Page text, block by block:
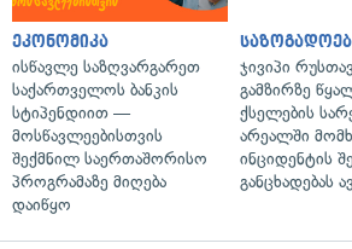
ეკონომიკა
ისწავლე საზღვარგარეთ
საქართველოს ბანკის
სტიპენდიით —
მოსწავლეებისთვის
შექმნილ საერთაშორისო
პროგრამაზე მიღება
დაიწყო
ჯივიპი
გამზირზე
ქსელების
არეალში
ინციდენტის
განცხადებას